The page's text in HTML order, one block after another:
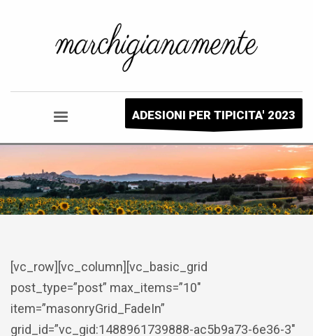
ADESIONI PER TIPICITA' 2023
[vc_row][vc_column][vc_basic_grid
post_type=”post” max_items=”10″
item=”masonryGrid_FadeIn”
grid_id=”vc_gid:1488961739888-ac5b9a73-6e36-3″